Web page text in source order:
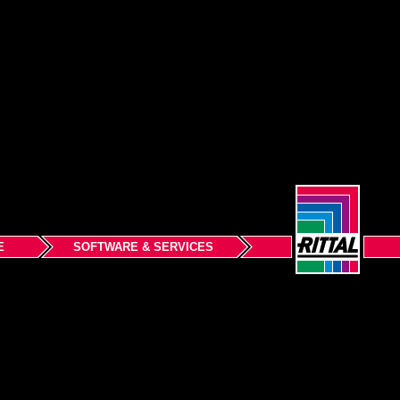
SOFTWARE & SERVICES